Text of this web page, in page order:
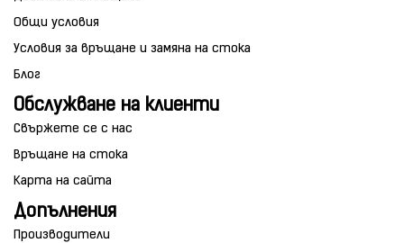
Общи условия
Условия за връщане и замяна на стока
Блог
Обслужване на клиенти
Свържете се с нас
Връщане на стока
Карта на сайта
Допълнения
Производители